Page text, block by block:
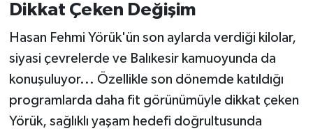
Dikkat Çeken Değişim
Hasan Fehmi Yörük'ün son aylarda verdiği kilolar,
siyasi çevrelerde ve Balıkesir kamuoyunda da
konuşuluyor... Özellikle son dönemde katıldığı
programlarda daha fit görünümüyle dikkat çeken
Yörük, sağlıklı yaşam hedefi doğrultusunda